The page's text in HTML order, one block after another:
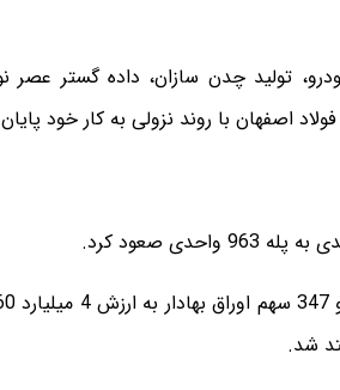
تولید چدن سازان، داده گستر
اصفهان با روند نزولی به کار خود